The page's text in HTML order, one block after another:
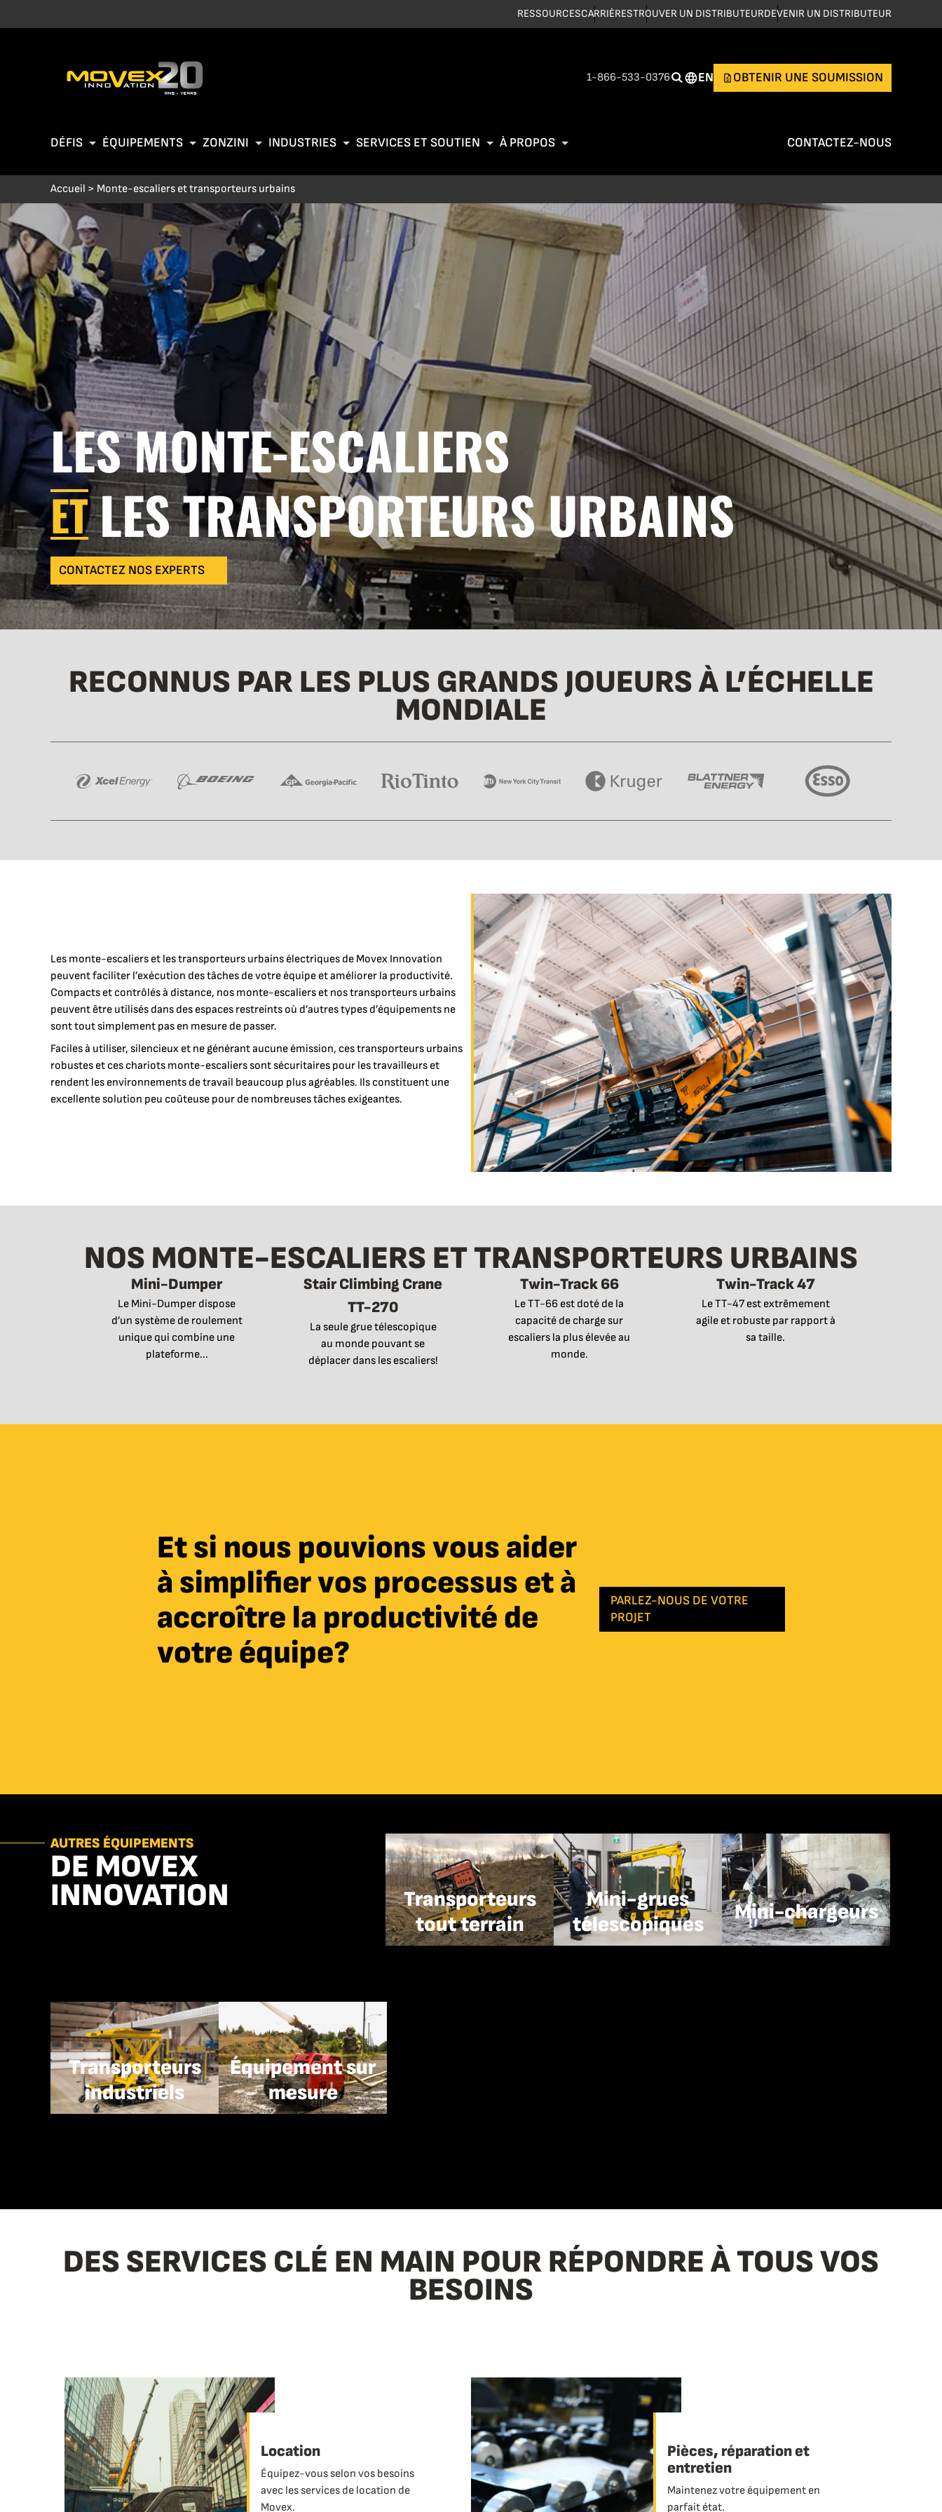
RESSOURCESCARRIÈRESTROUVER UN DISTRIBUTEURDEVENIR UN DISTRIBUTEUR
1-866-533-0376 EN OBTENIR UNE SOUMISSION
DÉFIS ÉQUIPEMENTS ZONZINI INDUSTRIES SERVICES ET SOUTIEN À PROPOS CONTACTEZ-NOUS
Accueil > Monte-escaliers et transporteurs urbains
LES MONTE-ESCALIERS
ETLES TRANSPORTEURS URBAINS
CONTACTEZ NOS EXPERTS
RECONNUS PAR LES PLUS GRANDS JOUEURS À L’ÉCHELLE
MONDIALE
Les monte-escaliers et les transporteurs urbains électriques de Movex Innovation
peuvent faciliter l’exécution des tâches de votre équipe et améliorer la productivité.
Compacts et contrôlés à distance, nos monte-escaliers et nos transporteurs urbains
peuvent être utilisés dans des espaces restreints où d’autres types d’équipements ne
sont tout simplement pas en mesure de passer.
Faciles à utiliser, silencieux et ne générant aucune émission, ces transporteurs urbains
robustes et ces chariots monte-escaliers sont sécuritaires pour les travailleurs et
rendent les environnements de travail beaucoup plus agréables. Ils constituent une
excellente solution peu coûteuse pour de nombreuses tâches exigeantes.
NOS MONTE-ESCALIERS ET TRANSPORTEURS URBAINS
Mini-Dumper
Le Mini-Dumper dispose
d’un système de roulement
unique qui combine une
plateforme...
Stair Climbing Crane
TT-270
La seule grue télescopique
au monde pouvant se
déplacer dans les escaliers!
Twin-Track 66
Le TT-66 est doté de la
capacité de charge sur
escaliers la plus élevée au
monde.
Twin-Track 47
Le TT-47 est extrêmement
agile et robuste par rapport à
sa taille.
Et si nous pouvions vous aider
à simplifier vos processus et à
accroître la productivité de
votre équipe?
PARLEZ-NOUS DE VOTRE
PROJET
AUTRES ÉQUIPEMENTS
DE MOVEX
INNOVATION
Transporteurs
tout terrain
Mini-grues
télescopiques
Mini-chargeurs
Transporteurs
industriels
Équipement sur
mesure
DES SERVICES CLÉ EN MAIN POUR RÉPONDRE À TOUS VOS
BESOINS
Location
Équipez-vous selon vos besoins
avec les services de location de
Movex.
Pièces, réparation et
entretien
Maintenez votre équipement en
parfait état.